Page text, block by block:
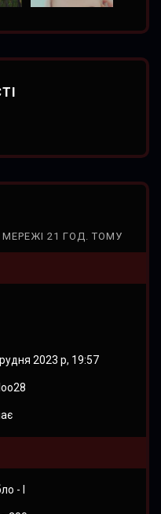
Vishenka
21 ГОД. ТОМУ
2023 р, 19:57
- I